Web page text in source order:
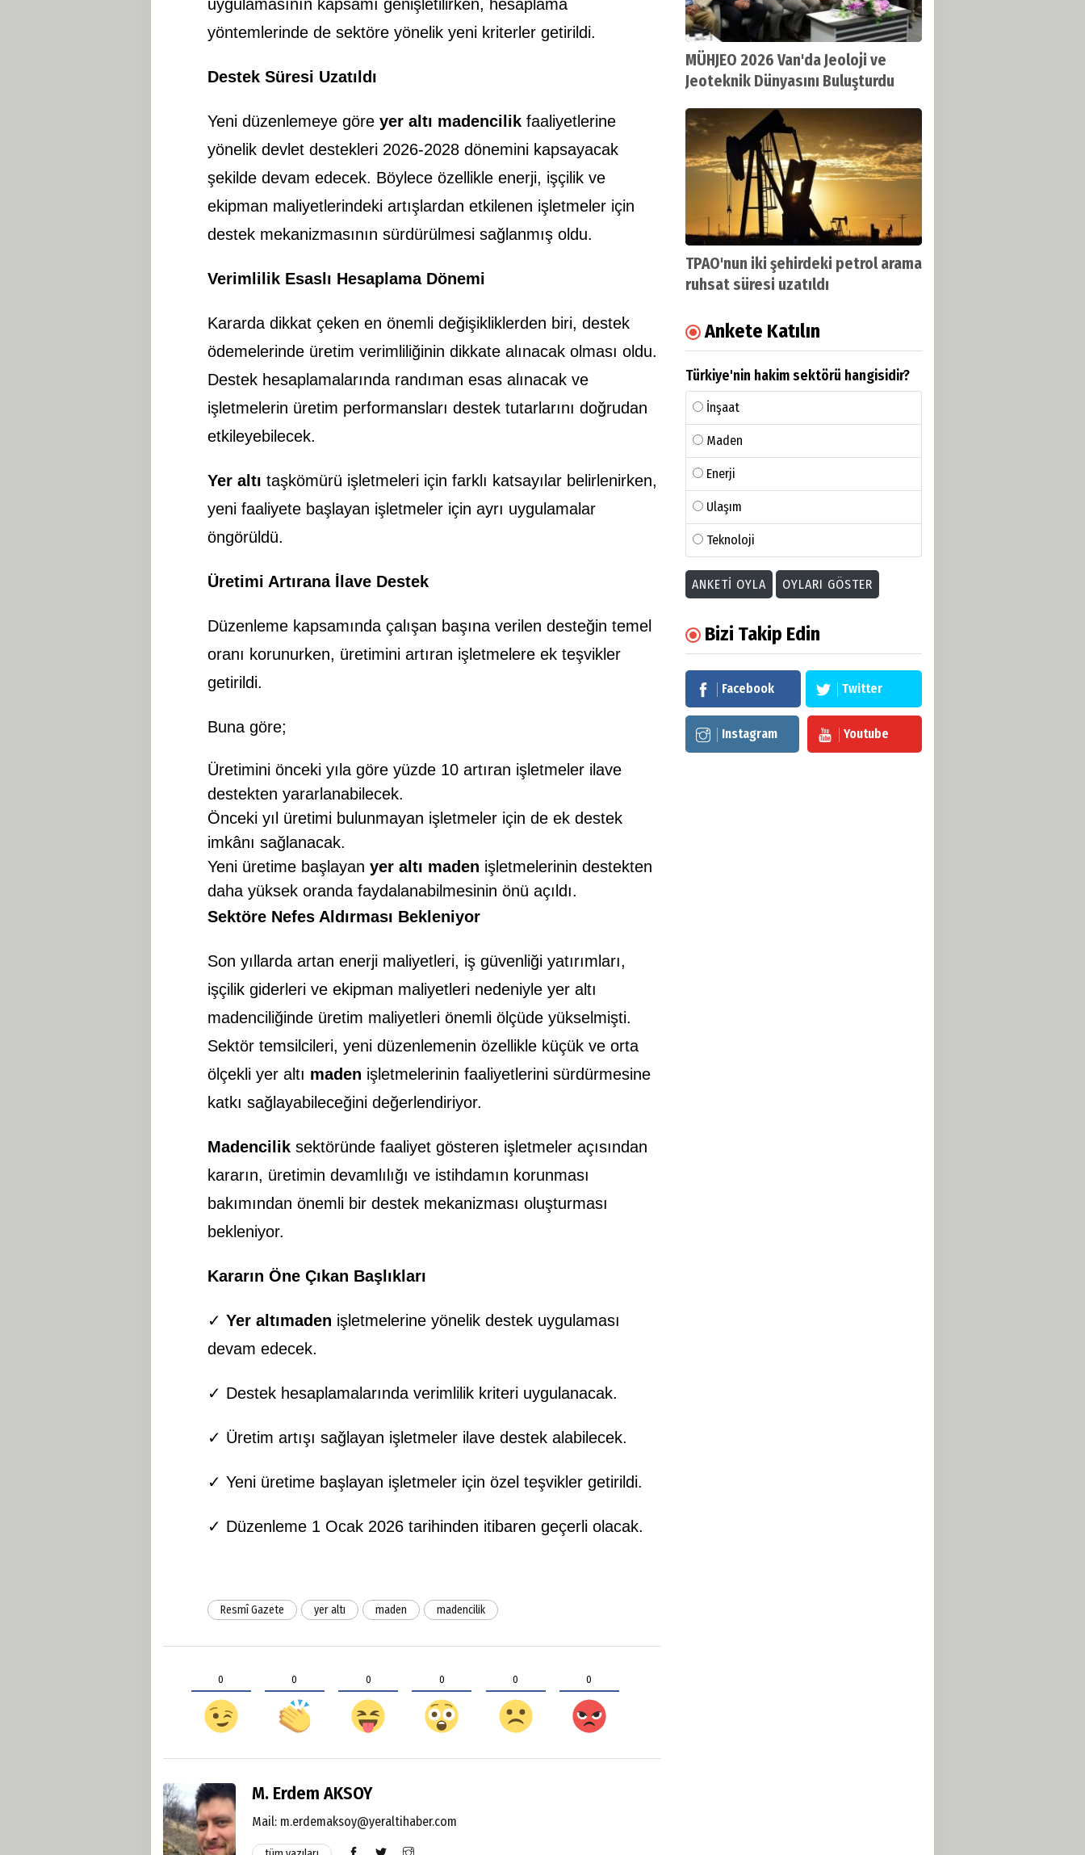
uygulamasının kapsamı genişletilirken, hesaplama
yöntemlerinde de sektöre yönelik yeni kriterler getirildi.
Destek Süresi Uzatıldı
Yeni düzenlemeye göre yer altı madencilik faaliyetlerine
yönelik devlet destekleri 2026-2028 dönemini kapsayacak
şekilde devam edecek. Böylece özellikle enerji, işçilik ve
ekipman maliyetlerindeki artışlardan etkilenen işletmeler için
destek mekanizmasının sürdürülmesi sağlanmış oldu.
Verimlilik Esaslı Hesaplama Dönemi
Kararda dikkat çeken en önemli değişikliklerden biri, destek
ödemelerinde üretim verimliliğinin dikkate alınacak olması oldu.
Destek hesaplamalarında randıman esas alınacak ve
işletmelerin üretim performansları destek tutarlarını doğrudan
etkileyebilecek.
Yer altı taşkömürü işletmeleri için farklı katsayılar belirlenirken,
yeni faaliyete başlayan işletmeler için ayrı uygulamalar
öngörüldü.
Üretimi Artırana İlave Destek
Düzenleme kapsamında çalışan başına verilen desteğin temel
oranı korunurken, üretimini artıran işletmelere ek teşvikler
getirildi.
Buna göre;
Üretimini önceki yıla göre yüzde 10 artıran işletmeler ilave
destekten yararlanabilecek.
Önceki yıl üretimi bulunmayan işletmeler için de ek destek
imkânı sağlanacak.
Yeni üretime başlayan yer altı maden işletmelerinin destekten
daha yüksek oranda faydalanabilmesinin önü açıldı.
Sektöre Nefes Aldırması Bekleniyor
Son yıllarda artan enerji maliyetleri, iş güvenliği yatırımları,
işçilik giderleri ve ekipman maliyetleri nedeniyle yer altı
madenciliğinde üretim maliyetleri önemli ölçüde yükselmişti.
Sektör temsilcileri, yeni düzenlemenin özellikle küçük ve orta
ölçekli yer altı maden işletmelerinin faaliyetlerini sürdürmesine
katkı sağlayabileceğini değerlendiriyor.
Madencilik sektöründe faaliyet gösteren işletmeler açısından
kararın, üretimin devamlılığı ve istihdamın korunması
bakımından önemli bir destek mekanizması oluşturması
bekleniyor.
Kararın Öne Çıkan Başlıkları
✓ Yer altımaden işletmelerine yönelik destek uygulaması
devam edecek.
✓ Destek hesaplamalarında verimlilik kriteri uygulanacak.
✓ Üretim artışı sağlayan işletmeler ilave destek alabilecek.
✓ Yeni üretime başlayan işletmeler için özel teşvikler getirildi.
✓ Düzenleme 1 Ocak 2026 tarihinden itibaren geçerli olacak.
Resmî Gazete yer altı maden madencilik
0 0 0 0 0 0
M. Erdem AKSOY
Mail: m.erdemaksoy@yeraltihaber.com
MÜHJEO 2026 Van'da Jeoloji ve
Jeoteknik Dünyasını Buluşturdu
TPAO'nun iki şehirdeki petrol arama
ruhsat süresi uzatıldı
Ankete Katılın
Türkiye'nin hakim sektörü hangisidir?
İnşaat
Maden
Enerji
Ulaşım
Teknoloji
ANKETI OYLA OYLARI GÖSTER
Bizi Takip Edin
Facebook Twitter
Instagram Youtube